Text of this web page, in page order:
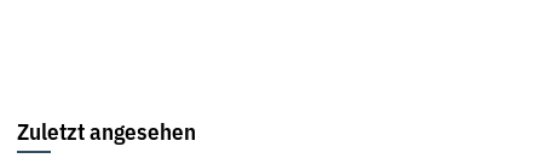
Zuletzt angesehen